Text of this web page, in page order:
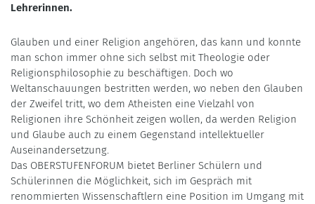
Lehrerinnen.
Glauben und einer Religion angehören, das kann und konnte
man schon immer ohne sich selbst mit Theologie oder
Religionsphilosophie zu beschäftigen. Doch wo
Weltanschauungen bestritten werden, wo neben den Glauben
der Zweifel tritt, wo dem Atheisten eine Vielzahl von
Religionen ihre Schönheit zeigen wollen, da werden Religion
und Glaube auch zu einem Gegenstand intellektueller
Auseinandersetzung.
Das OBERSTUFENFORUM bietet Berliner Schülern und
Schülerinnen die Möglichkeit, sich im Gespräch mit
renommierten Wissenschaftlern eine Position im Umgang mit